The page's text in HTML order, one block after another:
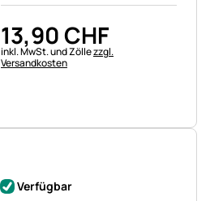
13,90CHF
Steuerhinweis:
inkl. MwSt. und Zöllezzgl.
Versandkosten
Verfügbar